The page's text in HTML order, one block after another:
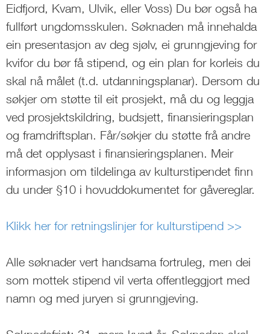
Eidfjord, Kvam, Ulvik, eller Voss) Du bør også ha
fullført ungdomsskulen. Søknaden må innehalda
ein presentasjon av deg sjølv, ei grunngjeving for
kvifor du bør få stipend, og ein plan for korleis du
skal nå målet (t.d. utdanningsplanar). Dersom du
søkjer om støtte til eit prosjekt, må du og leggja
ved prosjektskildring, budsjett, finansieringsplan
og framdriftsplan. Får/søkjer du støtte frå andre
må det opplysast i finansieringsplanen. Meir
informasjon om tildelinga av kulturstipendet finn
du under §10 i hovuddokumentet for gåvereglar.
Klikk her for retningslinjer for kulturstipend >>
Alle søknader vert handsama fortruleg, men dei
som mottek stipend vil verta offentleggjort med
namn og med juryen si grunngjeving.